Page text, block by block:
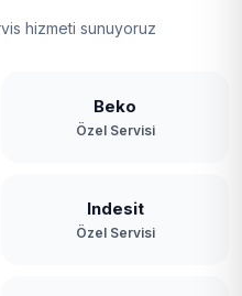
hizmeti sunuyoruz
Beko
Özel Servisi
Indesit
Özel Servisi